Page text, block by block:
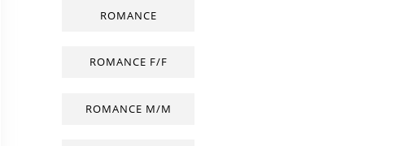
ROMANCE
ROMANCE F/F
ROMANCE M/M